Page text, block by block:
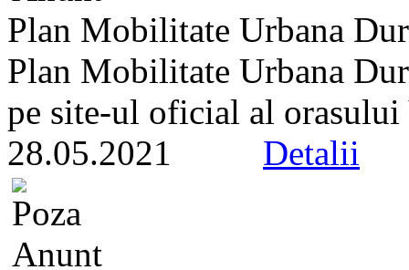
Plan Mobilitate Urbana
Plan Mobilitate Urbana
pe site-ul oficial al
28.05.2021 Detalii